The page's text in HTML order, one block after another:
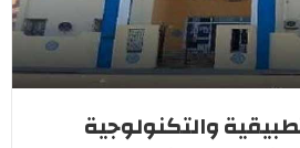
والتكنولوجية